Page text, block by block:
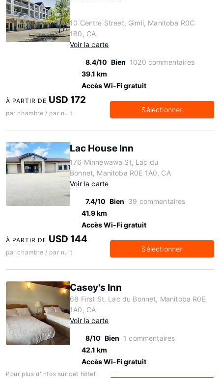
10 Centre Street, Gimli, Manitoba R0C
1B0, CA
Voir la carte
8.4/10 Bien 1020 commentaires
39.1 km
Accès Wi-Fi gratuit
À PARTIR DE USD 172
par chambre / par nuit Sélectionner
Lac House Inn
176 Minnewawa St, Lac du
Bonnet, Manitoba R0E 1A0, CA
Voir la carte
7.4/10 Bien 39 commentaires
41.9 km
Accès Wi-Fi gratuit
À PARTIR DE USD 144
par chambre / par nuit Sélectionner
Casey's Inn
68 First St, Lac du Bonnet, Manitoba R0E
1A0, CA
Voir la carte
8/10 Bien 1 commentaires
42.1 km
Accès Wi-Fi gratuit
Pour plus d'infos sur cet hôtel :